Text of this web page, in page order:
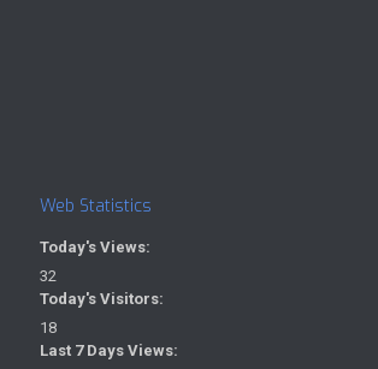
Web Statistics
Today's Views:
32
Today's Visitors:
18
Last 7 Days Views: